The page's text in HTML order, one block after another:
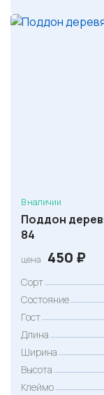
В наличии
Поддон
84
цена 450 ₽
Сорт
Состояние
Гост
Длина
Ширина
Высота
Клеймо